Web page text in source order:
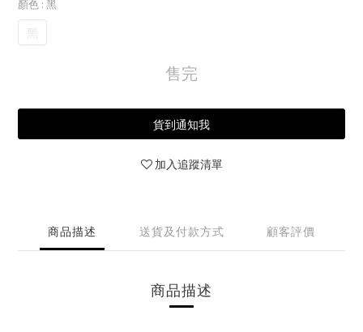
顏色 : 黑
黑
售完
貨到通知我
加入追蹤清單
商品描述 送貨及付款方式 顧客評價
商品描述